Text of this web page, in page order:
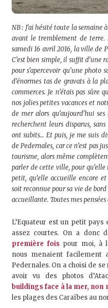
NB : J’ai hésité toute la semaine
avant le tremblement de terre.
samedi 16 avril 2016, la ville de
C’est bien simple, il suffit d’une
pour s’apercevoir qu’une photo
d’énormes tas de gravats à la
commerces. Je n’étais pas sûre
nos jolies petites vacances et
de mer alors qu’aujourd’hui
recherchent leurs disparus,
ont subits… Et puis, je me suis
de Pedernales, car ce n’est pas
tourisme, alors même
parler de cette ville, pour
petit, qu’elle accueille encore
soit reconnue pour sa vie de
accueillante. Toutes mes
L’Equateur est un petit
assez courtes. On a donc
première fois pour moi, à
nous menaient facilement
Pedernales. On a choisi de
avoir vu des photos
buildings face à la mer, non
les plages des Caraïbes au